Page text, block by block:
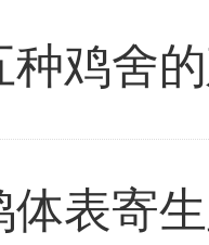
种鸡舍
体表寄